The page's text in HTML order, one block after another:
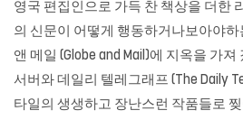
영국 편집인으로 가득 찬 책상을 더한
의 신문이 어떻게 행동하거나보아야
앤 메일 (Globe and Mail)에 지옥을 가
서버와 데일리 텔레그래프 (The Daily
타일의 생생하고 장난스런 작품들로